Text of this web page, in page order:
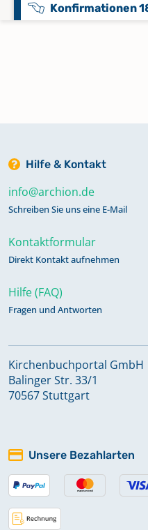
Konfirmationen
Namensregister
1670-1831
Namensregister
Namensregister
Keine verfügbaren
Namensregister
Taufen 1845-1867
Hilfe & Kontakt
info@archion.de
Schreiben Sie uns eine E-Mail
Kontaktformular
Direkt Kontakt aufnehmen
Hilfe (FAQ)
Fragen und Antworten
Kirchenbuchportal GmbH
Balinger Str. 33/1
70567 Stuttgart
Unsere Bezahlarten